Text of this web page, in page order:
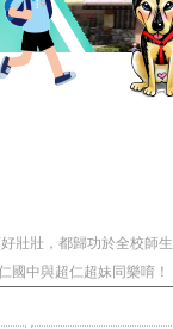
壯壯，都歸功於全校師生
國中與超仁超妹同樂唷！